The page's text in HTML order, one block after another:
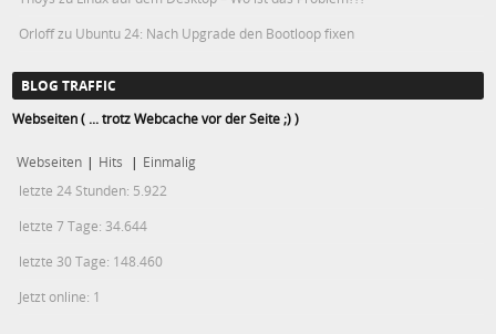
Orloffzu Ubuntu 24: Nach Upgrade den Bootloop fixen
BLOG TRAFFIC
Webseiten ( ... trotz Webcache vor der Seite ;) )
Webseiten | Hits | Einmalig
letzte 24 Stunden: 5.922
letzte 7 Tage: 34.644
letzte 30 Tage: 148.460
Jetzt online: 1